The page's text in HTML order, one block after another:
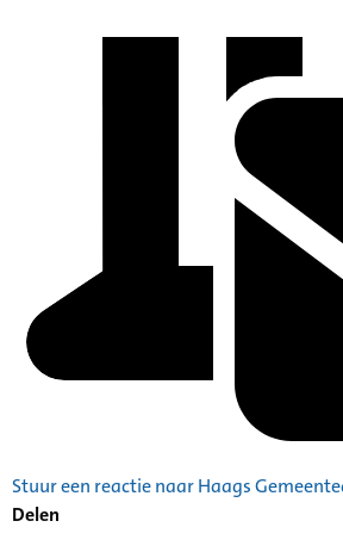
Stuur een reactie naar Haags
Delen